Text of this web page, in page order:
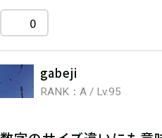
0
gabeji
RANK：A / Lv.95